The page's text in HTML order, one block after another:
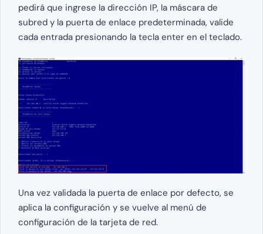
pedirá que ingrese la dirección IP, la máscara de
subred y la puerta de enlace predeterminada, valide
cada entrada presionando la tecla enter en el teclado.
Una vez validada la puerta de enlace por defecto, se
aplica la configuración y se vuelve al menú de
configuración de la tarjeta de red.